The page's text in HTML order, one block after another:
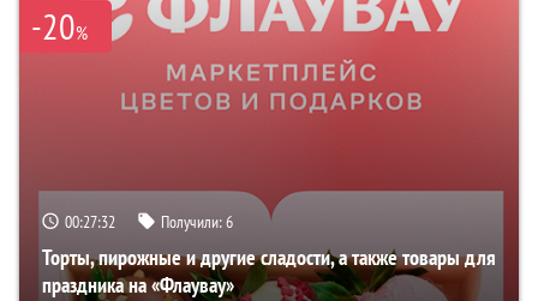
-20%
00:27:32 Получили:6
Торты, пирожные и другие сладости, а также товары для
праздника на «Флаувау»